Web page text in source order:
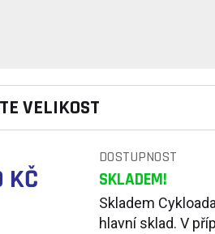
VELIKOST
DOSTUPNOST
SKLADEM!
Skladem
hlavní sklad. V